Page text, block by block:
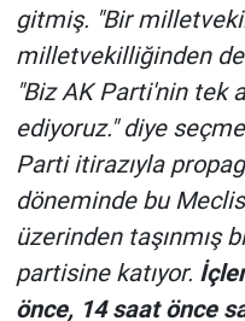
gitmiş. "Bir
milletvekilliğinden
"Biz AK Parti'nin tek
ediyoruz." diye
Parti itirazıyla
döneminde bu
üzerinden taşınmış
partisine katıyor.
önce, 14 saat önce
Kültür Sanat
Ne demişti
Nedir
Popüler
Programlar